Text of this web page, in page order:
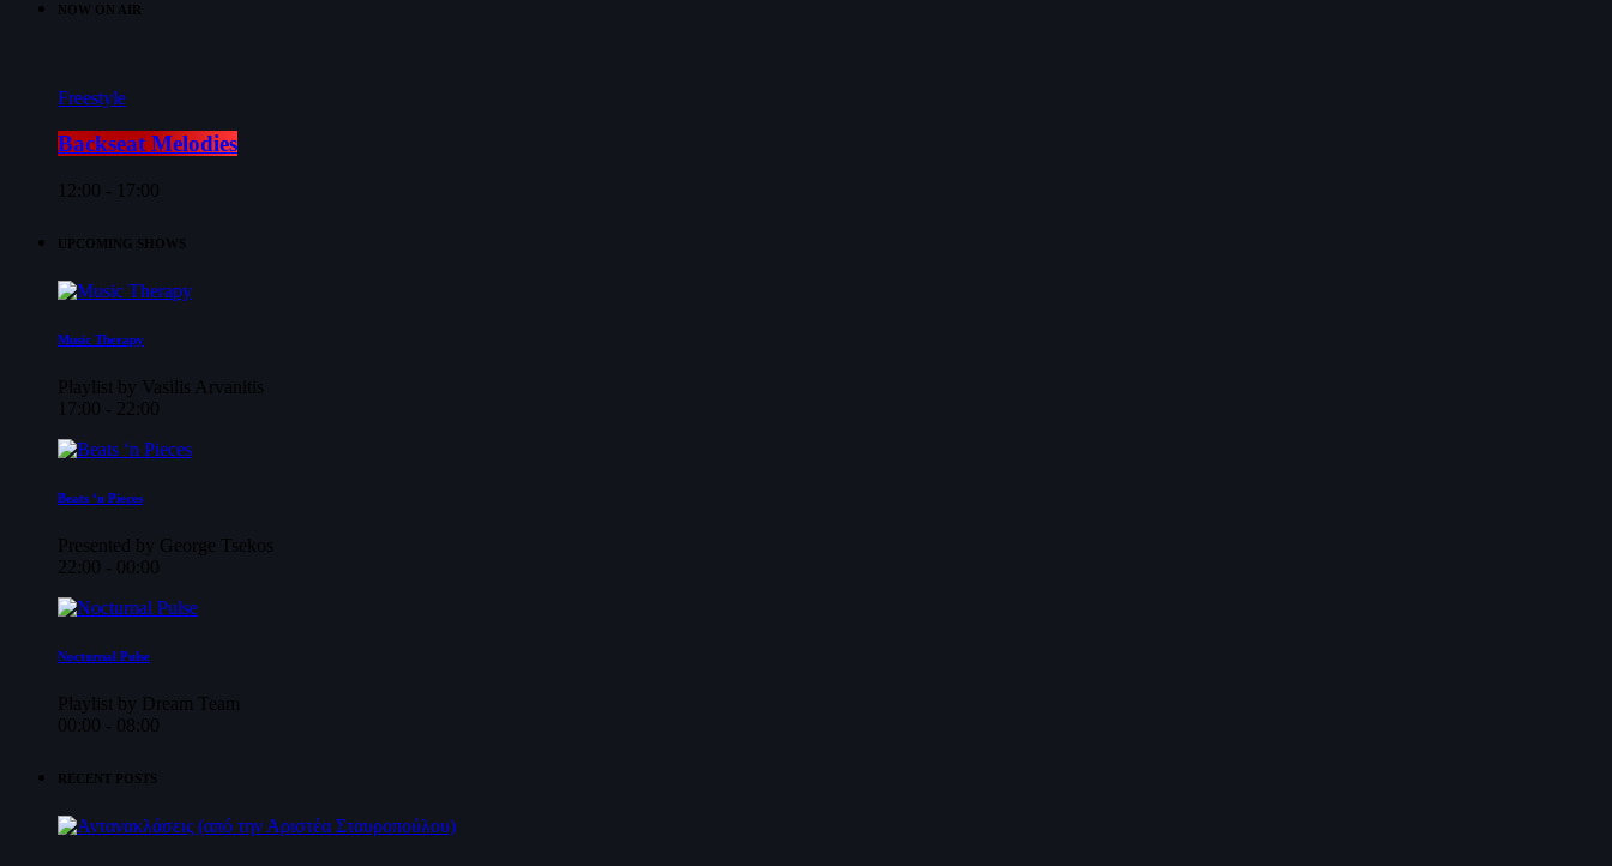
NOW ON AIR
Freestyle
Backseat Melodies
12:00 - 17:00
UPCOMING SHOWS
Music Therapy
Playlist by Vasilis Arvanitis
17:00 - 22:00
Beats ‘n Pieces
Presented by George Tsekos
22:00 - 00:00
Nocturnal Pulse
Playlist by Dream Team
00:00 - 08:00
RECENT POSTS